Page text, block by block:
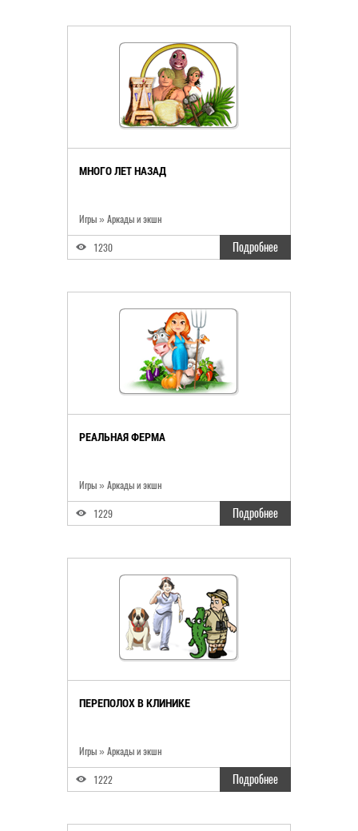
МНОГО ЛЕТ НАЗАД
Игры» Аркады и экшн
1230 Подробнее
РЕАЛЬНАЯ ФЕРМА
Игры» Аркады и экшн
1229 Подробнее
ПЕРЕПОЛОХ В КЛИНИКЕ
Игры» Аркады и экшн
1222 Подробнее